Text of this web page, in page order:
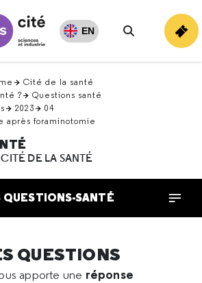
EN
Rechercher
Cité de la santé
?
Questions santé
2023
04
après foraminotomie
DE LA SANTÉ
QUESTIONS-SANTÉ
QUESTIONS
apporte une réponse